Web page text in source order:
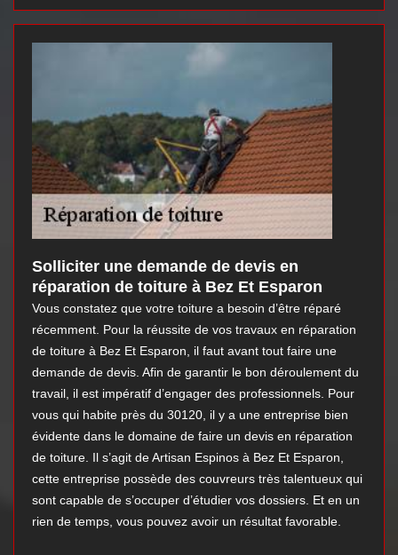
Solliciter une demande de devis en
réparation de toiture à Bez Et Esparon
Vous constatez que votre toiture a besoin d’être réparé
récemment. Pour la réussite de vos travaux en réparation
de toiture à Bez Et Esparon, il faut avant tout faire une
demande de devis. Afin de garantir le bon déroulement du
travail, il est impératif d’engager des professionnels. Pour
vous qui habite près du 30120, il y a une entreprise bien
évidente dans le domaine de faire un devis en réparation
de toiture. Il s’agit de Artisan Espinos à Bez Et Esparon,
cette entreprise possède des couvreurs très talentueux qui
sont capable de s’occuper d’étudier vos dossiers. Et en un
rien de temps, vous pouvez avoir un résultat favorable.